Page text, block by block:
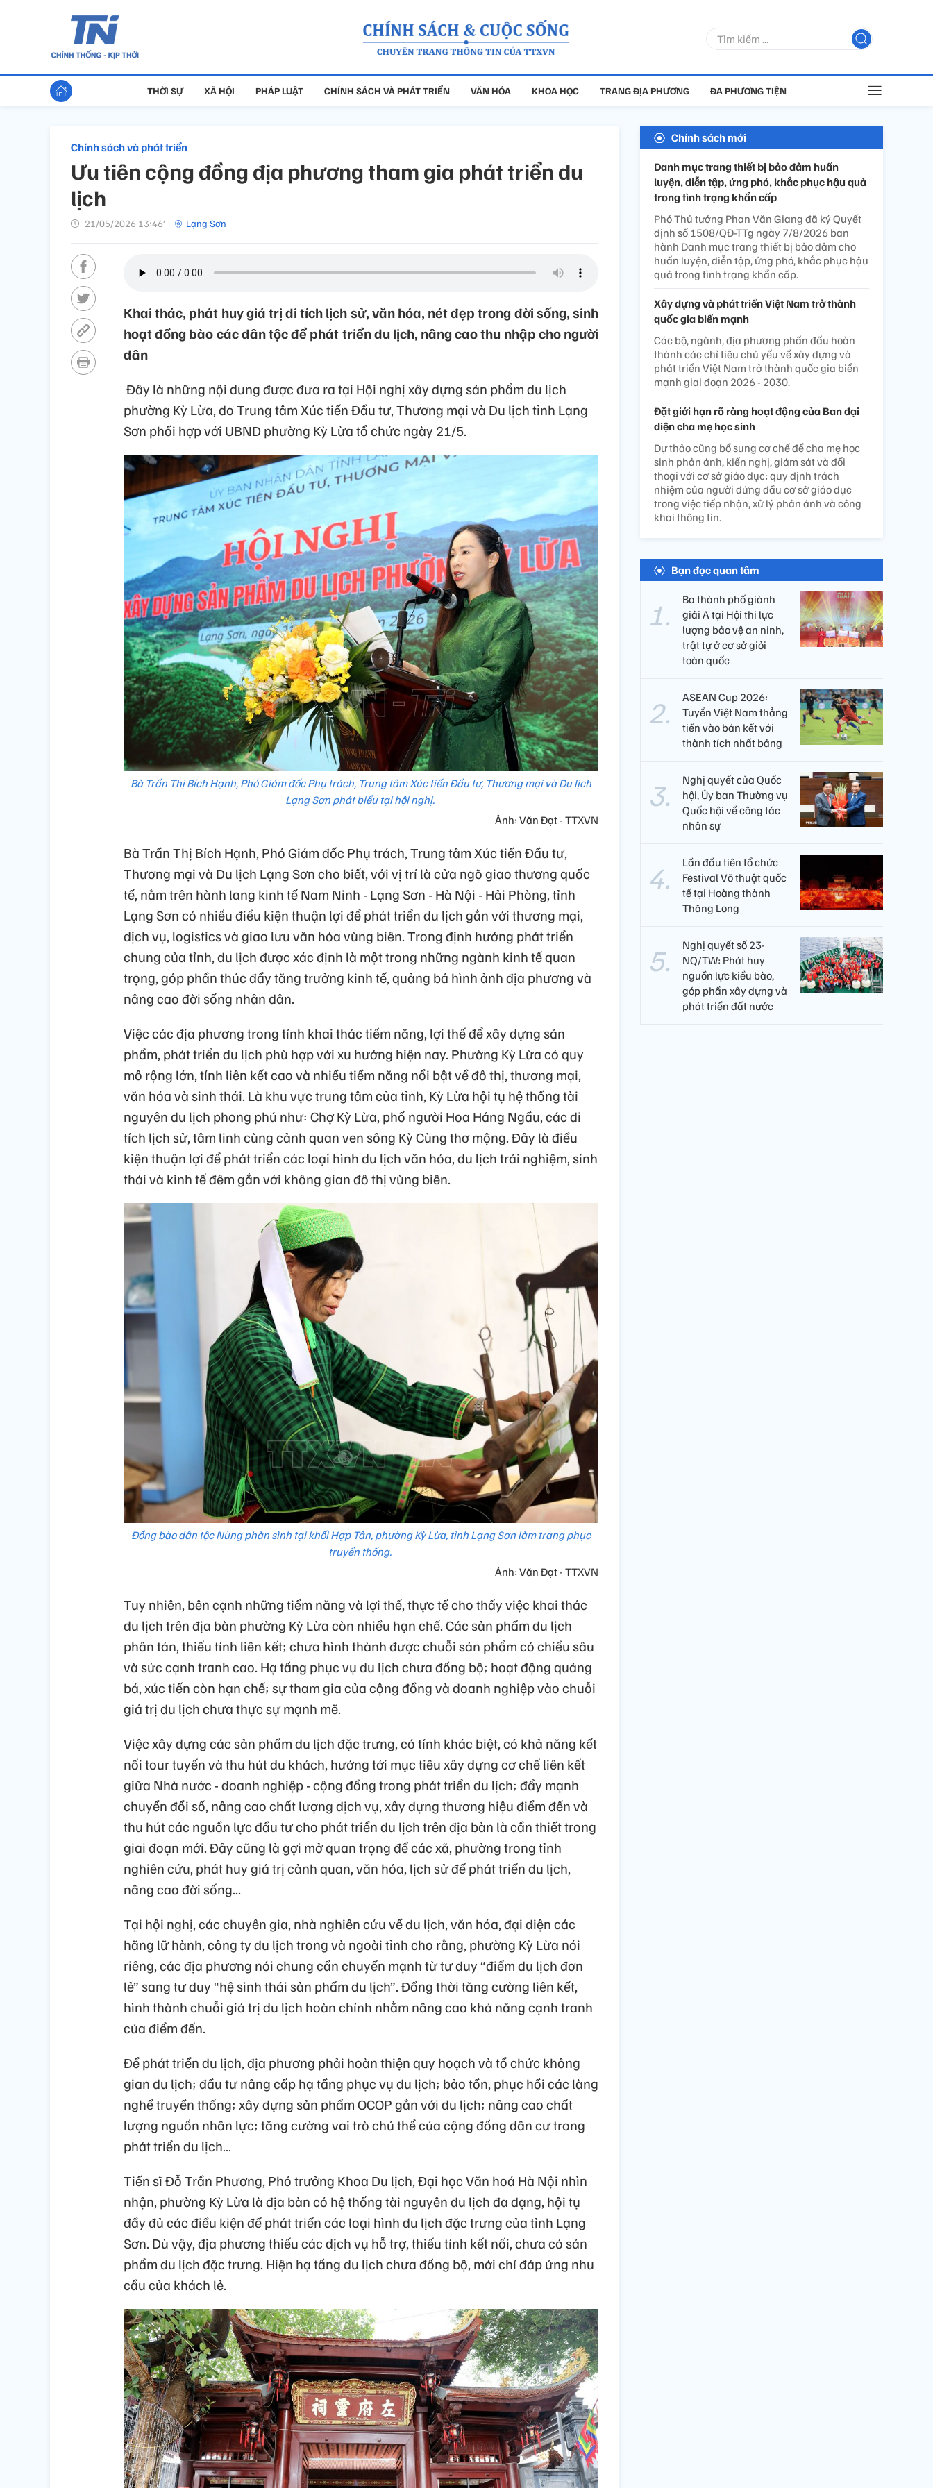
THỜI SỰ XÃ HỘI PHÁP LUẬT CHÍNH SÁCH VÀ PHÁT TRIỂN VĂN HÓA KHOA HỌC TRANG ĐỊA PHƯƠNG ĐA PHƯƠNG TIỆN
Chính sách và phát triển
Ưu tiên cộng đồng địa phương tham gia phát triển du
lịch
21/05/2026 13:46’ Lạng Sơn
Khai thác, phát huy giá trị di tích lịch sử, văn hóa, nét đẹp trong đời sống, sinh
hoạt đồng bào các dân tộc để phát triển du lịch, nâng cao thu nhập cho người
dân
Đây là những nội dung được đưa ra tại Hội nghị xây dựng sản phẩm du lịch
phường Kỳ Lừa, do Trung tâm Xúc tiến Đầu tư, Thương mại và Du lịch tỉnh Lạng
Sơn phối hợp với UBND phường Kỳ Lừa tổ chức ngày 21/5.
Bà Trần Thị Bích Hạnh, Phó Giám đốc Phụ trách, Trung tâm Xúc tiến Đầu tư, Thương mại và Du lịch
Lạng Sơn phát biểu tại hội nghị.
Ảnh: Văn Đạt - TTXVN
Bà Trần Thị Bích Hạnh, Phó Giám đốc Phụ trách, Trung tâm Xúc tiến Đầu tư,
Thương mại và Du lịch Lạng Sơn cho biết, với vị trí là cửa ngõ giao thương quốc
tế, nằm trên hành lang kinh tế Nam Ninh - Lạng Sơn - Hà Nội - Hải Phòng, tỉnh
Lạng Sơn có nhiều điều kiện thuận lợi để phát triển du lịch gắn với thương mại,
dịch vụ, logistics và giao lưu văn hóa vùng biên. Trong định hướng phát triển
chung của tỉnh, du lịch được xác định là một trong những ngành kinh tế quan
trọng, góp phần thúc đẩy tăng trưởng kinh tế, quảng bá hình ảnh địa phương và
nâng cao đời sống nhân dân.
Việc các địa phương trong tỉnh khai thác tiềm năng, lợi thế để xây dựng sản
phẩm, phát triển du lịch phù hợp với xu hướng hiện nay. Phường Kỳ Lừa có quy
mô rộng lớn, tính liên kết cao và nhiều tiềm năng nổi bật về đô thị, thương mại,
văn hóa và sinh thái. Là khu vực trung tâm của tỉnh, Kỳ Lừa hội tụ hệ thống tài
nguyên du lịch phong phú như: Chợ Kỳ Lừa, phố người Hoa Háng Ngầu, các di
tích lịch sử, tâm linh cùng cảnh quan ven sông Kỳ Cùng thơ mộng. Đây là điều
kiện thuận lợi để phát triển các loại hình du lịch văn hóa, du lịch trải nghiệm, sinh
thái và kinh tế đêm gắn với không gian đô thị vùng biên.
Đồng bào dân tộc Nùng phàn sình tại khối Hợp Tân, phường Kỳ Lừa, tỉnh Lạng Sơn làm trang phục
truyền thống.
Ảnh: Văn Đạt - TTXVN
Tuy nhiên, bên cạnh những tiềm năng và lợi thế, thực tế cho thấy việc khai thác
du lịch trên địa bàn phường Kỳ Lừa còn nhiều hạn chế. Các sản phẩm du lịch
phân tán, thiếu tính liên kết; chưa hình thành được chuỗi sản phẩm có chiều sâu
và sức cạnh tranh cao. Hạ tầng phục vụ du lịch chưa đồng bộ; hoạt động quảng
bá, xúc tiến còn hạn chế; sự tham gia của cộng đồng và doanh nghiệp vào chuỗi
giá trị du lịch chưa thực sự mạnh mẽ.
Việc xây dựng các sản phẩm du lịch đặc trưng, có tính khác biệt, có khả năng kết
nối tour tuyến và thu hút du khách, hướng tới mục tiêu xây dựng cơ chế liên kết
giữa Nhà nước - doanh nghiệp - cộng đồng trong phát triển du lịch; đẩy mạnh
chuyển đổi số, nâng cao chất lượng dịch vụ, xây dựng thương hiệu điểm đến và
thu hút các nguồn lực đầu tư cho phát triển du lịch trên địa bàn là cần thiết trong
giai đoạn mới. Đây cũng là gợi mở quan trọng để các xã, phường trong tỉnh
nghiên cứu, phát huy giá trị cảnh quan, văn hóa, lịch sử để phát triển du lịch,
nâng cao đời sống...
Tại hội nghị, các chuyên gia, nhà nghiên cứu về du lịch, văn hóa, đại diện các
hãng lữ hành, công ty du lịch trong và ngoài tỉnh cho rằng, phường Kỳ Lừa nói
riêng, các địa phương nói chung cần chuyển mạnh từ tư duy “điểm du lịch đơn
lẻ” sang tư duy “hệ sinh thái sản phẩm du lịch”. Đồng thời tăng cường liên kết,
hình thành chuỗi giá trị du lịch hoàn chỉnh nhằm nâng cao khả năng cạnh tranh
của điểm đến.
Để phát triển du lịch, địa phương phải hoàn thiện quy hoạch và tổ chức không
gian du lịch; đầu tư nâng cấp hạ tầng phục vụ du lịch; bảo tồn, phục hồi các làng
nghề truyền thống; xây dựng sản phẩm OCOP gắn với du lịch; nâng cao chất
lượng nguồn nhân lực; tăng cường vai trò chủ thể của cộng đồng dân cư trong
phát triển du lịch…
Tiến sĩ Đỗ Trần Phương, Phó trưởng Khoa Du lịch, Đại học Văn hoá Hà Nội nhìn
nhận, phường Kỳ Lừa là địa bàn có hệ thống tài nguyên du lịch đa dạng, hội tụ
đầy đủ các điều kiện để phát triển các loại hình du lịch đặc trưng của tỉnh Lạng
Sơn. Dù vậy, địa phương thiếu các dịch vụ hỗ trợ, thiếu tính kết nối, chưa có sản
phẩm du lịch đặc trưng. Hiện hạ tầng du lịch chưa đồng bộ, mới chỉ đáp ứng nhu
cầu của khách lẻ.
Chính sách mới
Danh mục trang thiết bị bảo đảm huấn
luyện, diễn tập, ứng phó, khắc phục hậu quả
trong tình trạng khẩn cấp
Phó Thủ tướng Phan Văn Giang đã ký Quyết
định số 1508/QĐ-TTg ngày 7/8/2026 ban
hành Danh mục trang thiết bị bảo đảm cho
huấn luyện, diễn tập, ứng phó, khắc phục hậu
quả trong tình trạng khẩn cấp.
Xây dựng và phát triển Việt Nam trở thành
quốc gia biển mạnh
Các bộ, ngành, địa phương phấn đấu hoàn
thành các chỉ tiêu chủ yếu về xây dựng và
phát triển Việt Nam trở thành quốc gia biển
mạnh giai đoạn 2026 - 2030.
Đặt giới hạn rõ ràng hoạt động của Ban đại
diện cha mẹ học sinh
Dự thảo cũng bổ sung cơ chế để cha mẹ học
sinh phản ánh, kiến nghị, giám sát và đối
thoại với cơ sở giáo dục; quy định trách
nhiệm của người đứng đầu cơ sở giáo dục
trong việc tiếp nhận, xử lý phản ánh và công
khai thông tin.
Bạn đọc quan tâm
Ba thành phố giành
giải A tại Hội thi lực
lượng bảo vệ an ninh,
trật tự ở cơ sở giỏi
toàn quốc
ASEAN Cup 2026:
Tuyển Việt Nam thẳng
tiến vào bán kết với
thành tích nhất bảng
Nghị quyết của Quốc
hội, Ủy ban Thường vụ
Quốc hội về công tác
nhân sự
Lần đầu tiên tổ chức
Festival Võ thuật quốc
tế tại Hoàng thành
Thăng Long
Nghị quyết số 23-
NQ/TW: Phát huy
nguồn lực kiều bào,
góp phần xây dựng và
phát triển đất nước